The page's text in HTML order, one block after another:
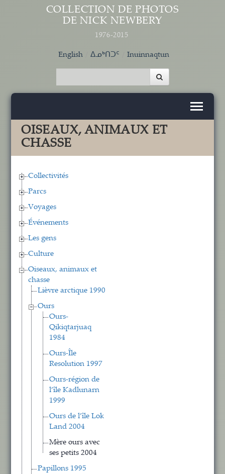
Aller au contenu principal
COLLECTION DE PHOTOS
DE NICK NEWBERY
1976-2015
English ᐃᓄᒃᑎᑐᑦ Inuinnaqtun
OISEAUX, ANIMAUX ET
CHASSE
Collectivités
Parcs
Voyages
Événements
Les gens
Culture
Oiseaux, animaux et
chasse
Lièvre arctique 1990
Ours
Ours-
Qikiqtarjuaq
1984
Ours-Île
Resolution 1997
Ours-région de
l’île Kadlunarn
1999
Ours de l’île Lok
Land 2004
Mère ours avec
ses petits 2004
Papillons 1995